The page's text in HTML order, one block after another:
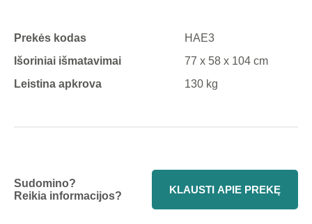
Prekės kodas
HAE3
Išoriniai išmatavimai
77 x 58 x 104 cm
Leistina apkrova
130 kg
Sudomino?
Reikia informacijos?
KLAUSTI APIE PREKĘ